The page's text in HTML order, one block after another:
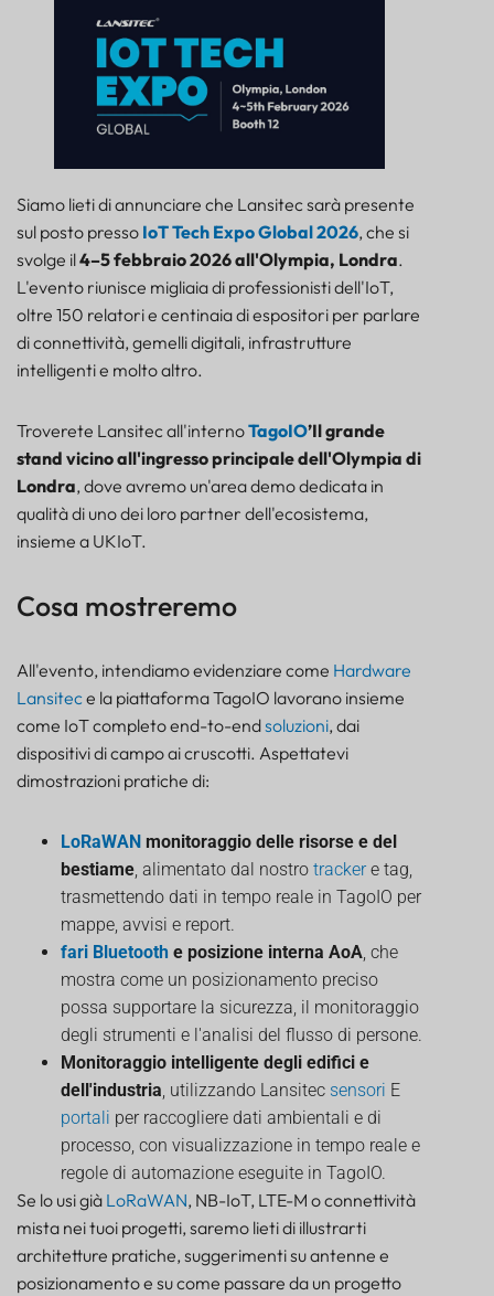
TRACKER
Bluetooth AoA
PORTALE
Bluetooth
PORTALE
Bluetooth
PORTALE
TRACKER
FARO
SENSORE
Cosa mostreremo
Perché incontrarci a Londra
Unisciti a noi all'Olympia di Londra
Siamo lieti di annunciare che Lansitec sarà presente
sul posto presso IoT Tech Expo Global 2026, che si
svolge il4–5 febbraio 2026 all'Olympia, Londra.
L'evento riunisce migliaia di professionisti dell'IoT,
oltre 150 relatori e centinaia di espositori per parlare
di connettività, gemelli digitali, infrastrutture
intelligenti e molto altro.
Troverete Lansitec all'internoTagoIO’Il grande
stand vicino all'ingresso principale dell'Olympia di
Londra, dove avremo un'area demo dedicata in
qualità di uno dei loro partner dell'ecosistema,
insieme a UKIoT.
Cosa mostreremo
All'evento, intendiamo evidenziare come Hardware
Lansitece la piattaforma TagoIO lavorano insieme
come IoT completo end-to-endsoluzioni, dai
dispositivi di campo ai cruscotti. Aspettatevi
dimostrazioni pratiche di:
LoRaWAN monitoraggio delle risorse e del
bestiame, alimentato dal nostro trackere tag,
trasmettendo dati in tempo reale in TagoIO per
mappe, avvisi e report.
fari Bluetooth e posizione interna AoA, che
mostra come un posizionamento preciso
possa supportare la sicurezza, il monitoraggio
degli strumenti e l'analisi del flusso di persone.
Monitoraggio intelligente degli edifici e
dell'industria, utilizzando Lansitec sensori E
portali per raccogliere dati ambientali e di
processo, con visualizzazione in tempo reale e
regole di automazione eseguite in TagoIO.
Se lo usi già LoRaWAN, NB-IoT, LTE-M o connettività
mista nei tuoi progetti, saremo lieti di illustrarti
architetture pratiche, suggerimenti su antenne e
posizionamento e su come passare da un progetto